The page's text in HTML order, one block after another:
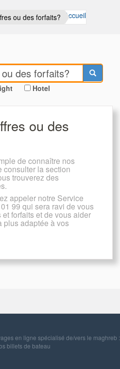
Accueil
ou des forfaits?
Hotel
ou des
de connaître nos
consulter la section
trouverez des
appeler notre Service
99 qui sera ravi de vous
forfaits et de vous aider
plus adaptée à vos
en ligne spécialisé de/vers le maghreb :
billets de bateau